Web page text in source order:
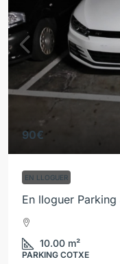
90€
EN LLOGUER
En lloguer
10.00 m²
PARKING COTXE